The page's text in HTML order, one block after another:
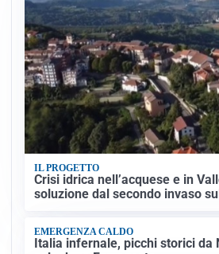
IL PROGETTO
Crisi idrica nell’acquese e in
soluzione dal secondo invaso
EMERGENZA CALDO
Italia infernale, picchi storici da